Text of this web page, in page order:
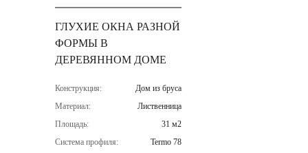
ГЛУХИЕ ОКНА РАЗНОЙ
ФОРМЫ В
ДЕРЕВЯННОМ ДОМЕ
Конструкция:
Дом из бруса
Материал:
Лиственница
Площадь:
31 м2
Система профиля:
Termo 78